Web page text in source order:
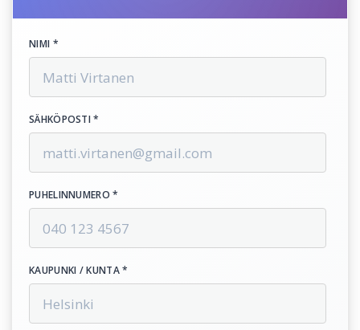
NIMI *
SÄHKÖPOSTI *
PUHELINNUMERO *
KAUPUNKI / KUNTA *